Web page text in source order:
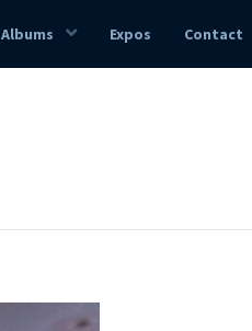
Albums Expos Contact